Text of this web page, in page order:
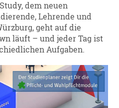
dem neuen
Lehrende und
geht auf die
läuft – und jeder Tag ist
Aufgaben.